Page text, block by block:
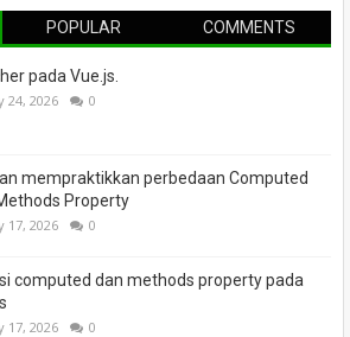
POPULAR COMMENTS
pada Vue.js.
24, 2026 0
mempraktikkan perbedaan Computed
Property
17, 2026 0
computed dan methods property pada
17, 2026 0